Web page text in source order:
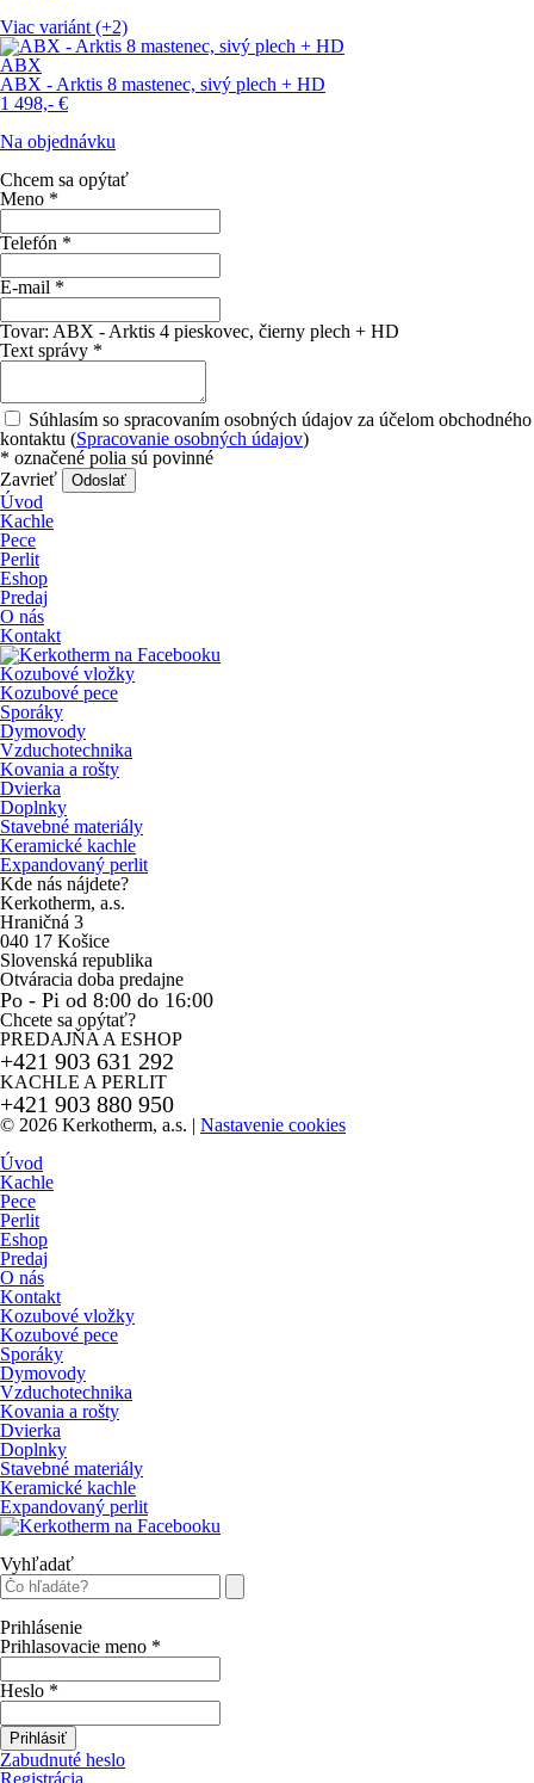
Viac variánt (+2)
ABX
ABX - Arktis 8 mastenec, sivý plech + HD
1 498,- €
Na objednávku
Chcem sa opýtať
Meno *
Telefón *
E-mail *
Tovar: ABX - Arktis 4 pieskovec, čierny plech + HD
Text správy *
Súhlasím so spracovaním osobných údajov za účelom obchodného
kontaktu (Spracovanie osobných údajov)
* označené polia sú povinné
Zavrieť
Odoslať
Úvod
Kachle
Pece
Perlit
Eshop
Predaj
O nás
Kontakt
Kozubové vložky
Kozubové pece
Sporáky
Dymovody
Vzduchotechnika
Kovania a rošty
Dvierka
Doplnky
Stavebné materiály
Keramické kachle
Expandovaný perlit
Kde nás nájdete?
Kerkotherm, a.s.
Hraničná 3
040 17 Košice
Slovenská republika
Otváracia doba predajne
Po - Pi od 8:00 do 16:00
Chcete sa opýtať?
PREDAJŇA A ESHOP
+421 903 631 292
KACHLE A PERLIT
+421 903 880 950
© 2026 Kerkotherm, a.s. | Nastavenie cookies
Úvod
Kachle
Pece
Perlit
Eshop
Predaj
O nás
Kontakt
Kozubové vložky
Kozubové pece
Sporáky
Dymovody
Vzduchotechnika
Kovania a rošty
Dvierka
Doplnky
Stavebné materiály
Keramické kachle
Expandovaný perlit
Vyhľadať
Prihlásenie
Prihlasovacie meno *
Heslo *
Prihlásiť
Zabudnuté heslo
Registrácia